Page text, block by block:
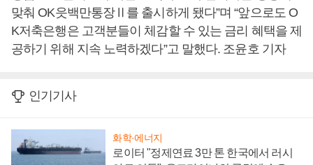
맞춰 OK읏백만통장Ⅱ를 출시하게 됐다”며 “앞으로도 O
K저축은행은 고객분들이 체감할 수 있는 금리 혜택을 제
공하기 위해 지속 노력하겠다”고 말했다. 조윤호 기자
인기기사
화학·에너지
로이터 "정제연료 3만 톤 한국에서 러시